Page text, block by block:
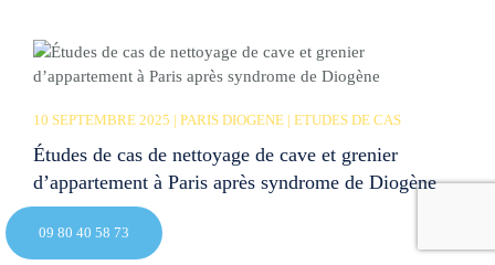
09 80 40 58 73
10 SEPTEMBRE 2025 | PARIS DIOGENE | ETUDES DE CAS
Études de cas de nettoyage de cave et grenier
d’appartement à Paris après syndrome de Diogène